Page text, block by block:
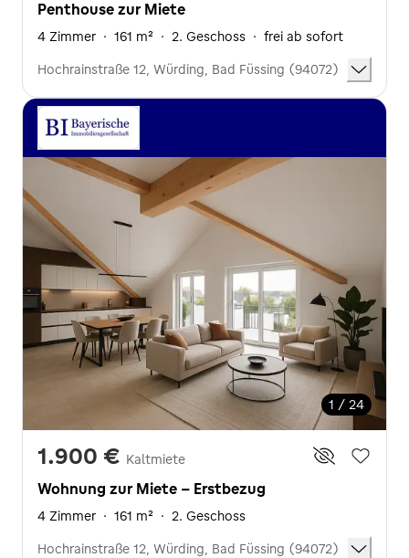
Penthouse zur Miete
4 Zimmer · 161 m² · 2. Geschoss · frei ab sofort
Hochrainstraße 12, Würding, Bad Füssing (94072)
1 / 24
1.900 € Kaltmiete
Wohnung zur Miete - Erstbezug
4 Zimmer · 161 m² · 2. Geschoss
Hochrainstraße 12, Würding, Bad Füssing (94072)